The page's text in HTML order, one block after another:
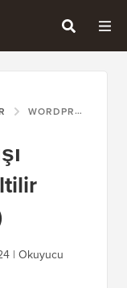
WORDPRESS RSS AKIŞI HATALARI NASIL DÜZELTILIR (ADIM ADIM EĞITIM)
| Okuyucu